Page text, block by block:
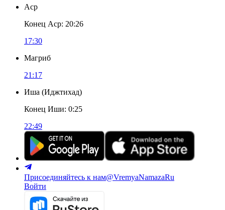
Аср
Конец Аср: 20:26
17:30
Магриб
21:17
Иша (Иджтихад)
Конец Иши: 0:25
22:49
Присоединяйтесь к нам@VremyaNamazaRu
Войти